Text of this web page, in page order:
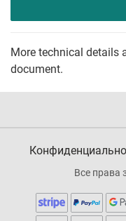
More technical details
document.
Все права